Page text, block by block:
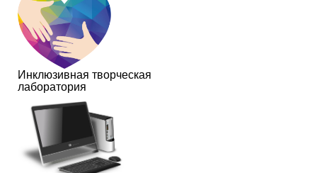
Инклюзивная творческая
лаборатория